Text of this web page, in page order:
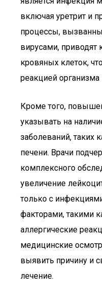
включая уретрит и
процессы,
вирусами, приводят
кровяных клеток,
реакцией
Кроме того,
указывать на
заболеваний, таких
печени. Врачи
комплексного
увеличение
только с
факторами, такими
аллергические
медицинские
выявить причину и
лечение.